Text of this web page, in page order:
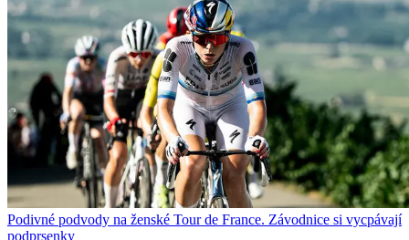
Podivné podvody na ženské Tour de France. Závodnice si vycpávají
podprsenky